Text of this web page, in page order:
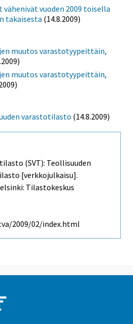
vuoden 2009 toisella
takaisesta (14.8.2009)
muutos varastotyypeittäin,
muutos varastotyypeittäin,
varastotilasto (14.8.2009)
(SVT): Teollisuuden
[verkkojulkaisu].
Tilastokeskus
2009/02/index.html